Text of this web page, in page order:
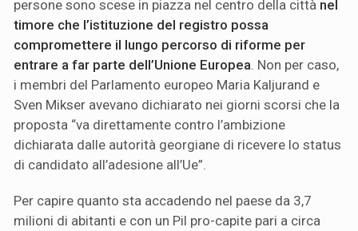
persone sono scese in piazza nel centro della città nel
timore che l’istituzione del registro possa
compromettere il lungo percorso di riforme per
entrare a far parte dell’Unione Europea . Non per caso,
i membri del Parlamento europeo Maria Kaljurand e
Sven Mikser avevano dichiarato nei giorni scorsi che la
proposta “va direttamente contro l’ambizione
dichiarata dalle autorità georgiane di ricevere lo status
di candidato all’adesione all’Ue”.
Per capire quanto sta accadendo nel paese da 3,7
milioni di abitanti e con un Pil pro-capite pari a circa